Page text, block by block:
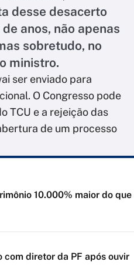
desse desacerto
anos, não apenas
sobretudo, no
ministro.
ser enviado para
O Congresso pode
TCU e a rejeição das
de um processo
10.000% maior do que
diretor da PF após ouvir